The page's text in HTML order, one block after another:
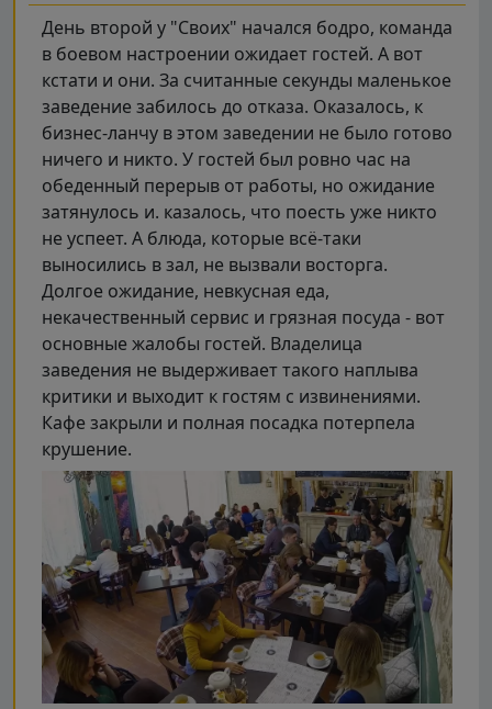
День второй у "Своих" начался бодро, команда
в боевом настроении ожидает гостей. А вот
кстати и они. За считанные секунды маленькое
заведение забилось до отказа. Оказалось, к
бизнес-ланчу в этом заведении не было готово
ничего и никто. У гостей был ровно час на
обеденный перерыв от работы, но ожидание
затянулось и. казалось, что поесть уже никто
не успеет. А блюда, которые всё-таки
выносились в зал, не вызвали восторга.
Долгое ожидание, невкусная еда,
некачественный сервис и грязная посуда - вот
основные жалобы гостей. Владелица
заведения не выдерживает такого наплыва
критики и выходит к гостям с извинениями.
Кафе закрыли и полная посадка потерпела
крушение.